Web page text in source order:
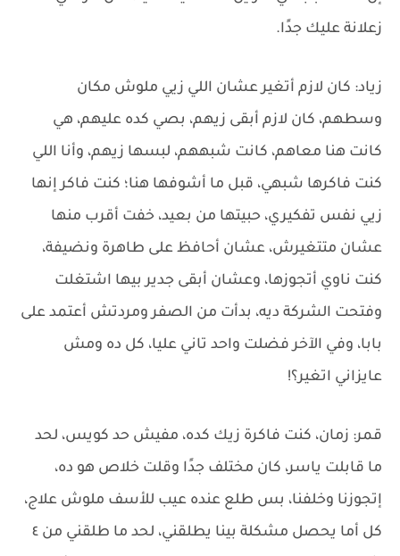
زعلانة عليك جدًا.
زياد: كان لازم أتغير عشان اللي زيي ملوش مكان
وسطهم، كان لازم أبقى زيهم، بصي كده عليهم، هي
كانت هنا معاهم، كانت شبههم، لبسها زيهم، وأنا اللي
كنت فاكرها شبهي، قبل ما أشوفها هنا؛ كنت فاكر إنها
زيي نفس تفكيري، حبيتها من بعيد، خفت أقرب منها
عشان متتغيرش، عشان أحافظ على طاهرة ونضيفة،
كنت ناوي أتجوزها، وعشان أبقى جدير بيها اشتغلت
وفتحت الشركة ديه، بدأت من الصفر ومردتش أعتمد على
بابا، وفي الآخر فضلت واحد تاني عليا، كل ده ومش
عايزاني اتغير؟!
قمر: زمان، كنت فاكرة زيك كده، مفيش حد كويس، لحد
ما قابلت ياسر، كان مختلف جدًا وقلت خلاص هو ده،
إتجوزنا وخلفنا، بس طلع عنده عيب للأسف ملوش علاج،
كل أما يحصل مشكلة بينا يطلقني، لحد ما طلقني من ٤